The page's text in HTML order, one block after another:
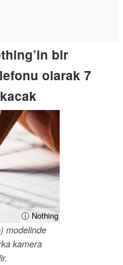
bir
olarak 7
ⓘ Nothing
modelinde
kamera